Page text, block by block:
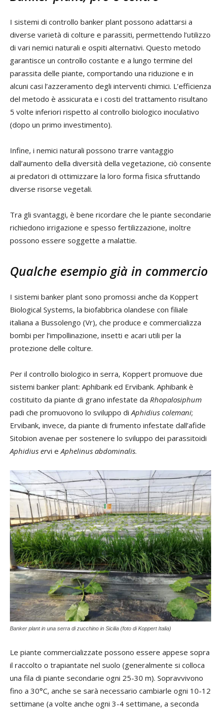
I sistemi di controllo banker plant possono adattarsi a
diverse varietà di colture e parassiti, permettendo l’utilizzo
di vari nemici naturali e ospiti alternativi. Questo metodo
garantisce un controllo costante e a lungo termine del
parassita delle piante, comportando una riduzione e in
alcuni casi l’azzeramento degli interventi chimici. L’efficienza
del metodo è assicurata e i costi del trattamento risultano
5 volte inferiori rispetto al controllo biologico inoculativo
(dopo un primo investimento).
Infine, i nemici naturali possono trarre vantaggio
dall’aumento della diversità della vegetazione, ciò consente
ai predatori di ottimizzare la loro forma fisica sfruttando
diverse risorse vegetali.
Tra gli svantaggi, è bene ricordare che le piante secondarie
richiedono irrigazione e spesso fertilizzazione, inoltre
possono essere soggette a malattie.
Qualche esempio già in commercio
I sistemi banker plant sono promossi anche da Koppert
Biological Systems, la biofabbrica olandese con filiale
italiana a Bussolengo (Vr), che produce e commercializza
bombi per l’impollinazione, insetti e acari utili per la
protezione delle colture.
Per il controllo biologico in serra, Koppert promuove due
sistemi banker plant: Aphibank ed Ervibank. Aphibank è
costituito da piante di grano infestate da Rhopalosiphum
padi che promuovono lo sviluppo di Aphidius colemani;
Ervibank, invece, da piante di frumento infestate dall’afide
Sitobion avenae per sostenere lo sviluppo dei parassitoidi
Aphidius ervi e Aphelinus abdominalis.
Banker plant in una serra di zucchino in Sicilia (foto di Koppert Italia)
Le piante commercializzate possono essere appese sopra
il raccolto o trapiantate nel suolo (generalmente si colloca
una fila di piante secondarie ogni 25-30 m). Sopravvivono
fino a 30°C, anche se sarà necessario cambiarle ogni 10-12
settimane (a volte anche ogni 3-4 settimane, a seconda